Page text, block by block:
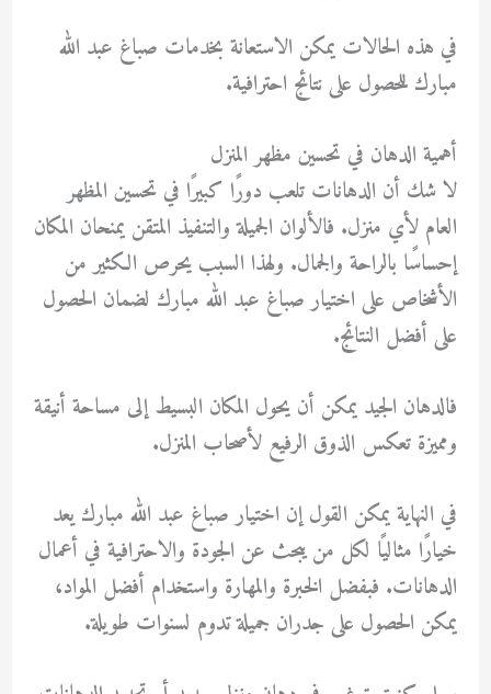
في هذه الحالات يمكن الاستعانة بخدمات صباغ عبد الله
مبارك للحصول على نتائج احترافية.
أهمية الدهان في تحسين مظهر المنزل
لا شك أن الدهانات تلعب دورًا كبيرًا في تحسين المظهر
العام لأي منزل. فالألوان الجميلة والتنفيذ المتقن يمنحان المكان
إحساسًا بالراحة والجمال. ولهذا السبب يحرص الكثير من
الأشخاص على اختيارصباغ عبد الله مبارك لضمان الحصول
على أفضل النتائج.
فالدهان الجيد يمكن أن يحول المكان البسيط إلى مساحة أنيقة
ومميزة تعكس الذوق الرفيع لأصحاب المنزل.
في النهاية يمكن القول إن اختيارصباغ عبد الله مباركيعد
خيارًا مثاليًا لكل من يبحث عن الجودة والاحترافية في أعمال
الدهانات. فبفضل الخبرة والمهارة واستخدام أفضل المواد،
يمكن الحصول على جدران جميلة تدوم لسنوات طويلة.